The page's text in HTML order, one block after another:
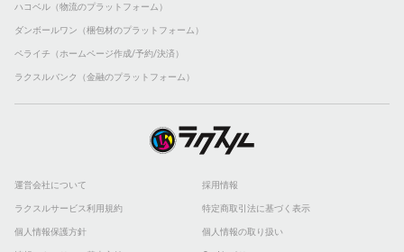
ハコベル（物流のプラットフォーム）
ダンボールワン（梱包材のプラットフォーム）
ペライチ（ホームページ作成/予約/決済）
ラクスルバンク（金融のプラットフォーム）
運営会社について 採用情報
ラクスルサービス利用規約 特定商取引法に基づく表示
個人情報保護方針 個人情報の取り扱い